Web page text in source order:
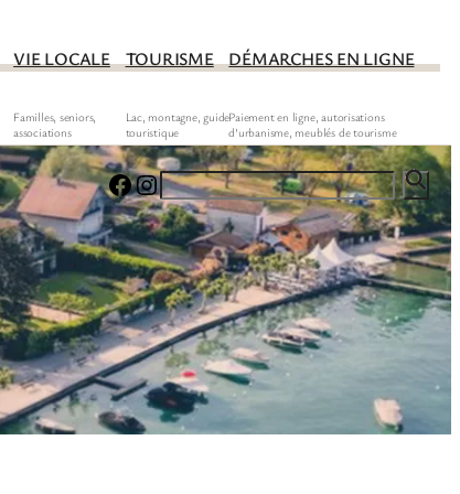
VIE LOCALE TOURISME DÉMARCHES EN LIGNE
Facebook Instagram